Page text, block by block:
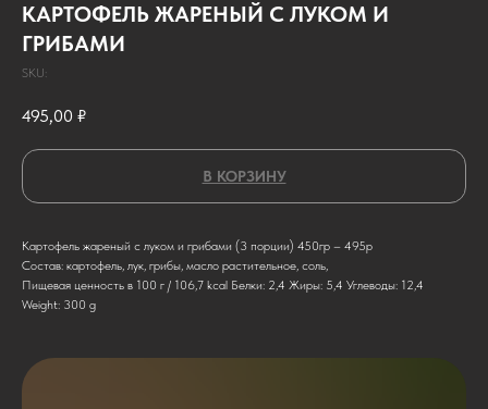
КАРТОФЕЛЬ ЖАРЕНЫЙ С ЛУКОМ И
ГРИБАМИ
SKU:
495,00 ₽
В КОРЗИНУ
Картофель жареный с луком и грибами (3 порции) 450гр – 495р
Состав: картофель, лук, грибы, масло растительное, соль,
Пищевая ценность в 100 г / 106,7 kcal Белки: 2,4 Жиры: 5,4 Углеводы: 12,4
Weight: 300 g